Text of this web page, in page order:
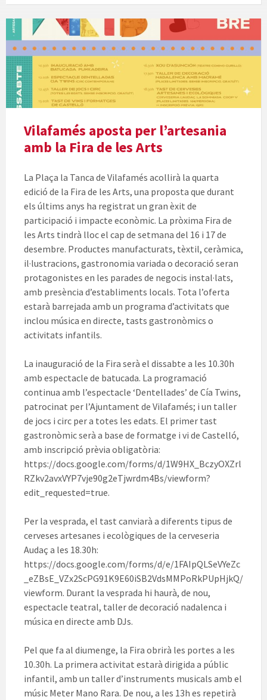
Vilafamés aposta per l’artesania
amb la Fira de les Arts
La Plaça la Tanca de Vilafamés acollirà la quarta
edició de la Fira de les Arts, una proposta que durant
els últims anys ha registrat un gran èxit de
participació i impacte econòmic. La pròxima Fira de
les Arts tindrà lloc el cap de setmana del 16 i 17 de
desembre. Productes manufacturats, tèxtil, ceràmica,
il·lustracions, gastronomia variada o decoració seran
protagonistes en les parades de negocis instal·lats,
amb presència d’establiments locals. Tota l’oferta
estarà barrejada amb un programa d’activitats que
inclou música en directe, tasts gastronòmics o
activitats infantils.
La inauguració de la Fira serà el dissabte a les 10.30h
amb espectacle de batucada. La programació
continua amb l’espectacle ‘Dentellades’ de Cía Twins,
patrocinat per l’Ajuntament de Vilafamés; i un taller
de jocs i circ per a totes les edats. El primer tast
gastronòmic serà a base de formatge i vi de Castelló,
amb inscripció prèvia obligatòria:
https://docs.google.com/forms/d/1W9HX_BczyOXZrl
RZkv2avxVYP7vje90g2eTjwrdm4Bs/viewform?
edit_requested=true.
Per la vesprada, el tast canviarà a diferents tipus de
cerveses artesanes i ecològiques de la cerveseria
Audaç a les 18.30h:
https://docs.google.com/forms/d/e/1FAIpQLSeVYeZc
_eZBsE_VZx2ScPG91K9E60iSB2VdsMMPoRkPUpHjkQ/
viewform. Durant la vesprada hi haurà, de nou,
espectacle teatral, taller de decoració nadalenca i
música en directe amb DJs.
Pel que fa al diumenge, la Fira obrirà les portes a les
10.30h. La primera activitat estarà dirigida a públic
infantil, amb un taller d’instruments musicals amb el
músic Meter Mano Rara. De nou, a les 13h es repetirà